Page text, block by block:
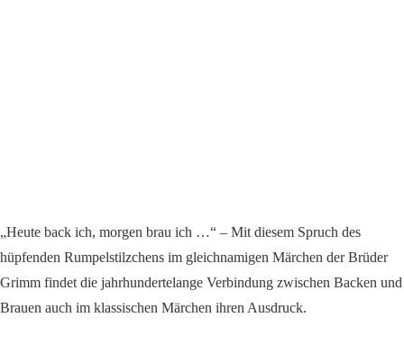
„Heute back ich, morgen brau ich …“ – Mit diesem Spruch des
hüpfenden Rumpelstilzchens im gleichnamigen Märchen der Brüder
Grimm findet die jahrhundertelange Verbindung zwischen Backen und
Brauen auch im klassischen Märchen ihren Ausdruck.